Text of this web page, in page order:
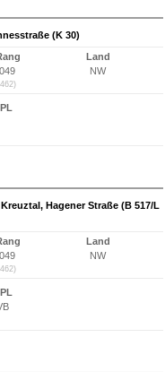
(K 30)
Land
NW
Hagener Straße (B 517/L
Land
NW